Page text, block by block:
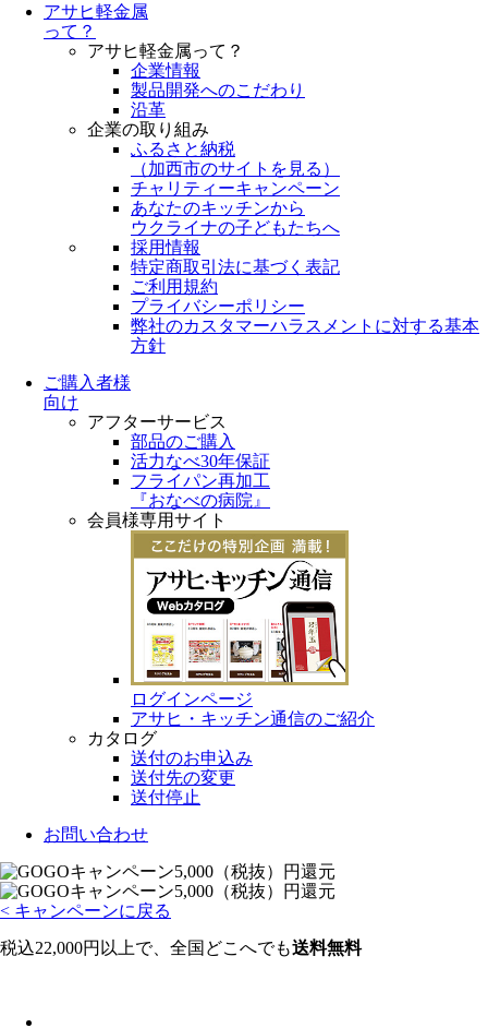
アサヒ軽金属
って？
アサヒ軽金属って？
企業情報
製品開発へのこだわり
沿革
企業の取り組み
ふるさと納税
（加西市のサイトを見る ）
チャリティーキャンペーン
あなたのキッチンから
ウクライナの子どもたちへ
採用情報
特定商取引法に基づく表記
ご利用規約
プライバシーポリシー
弊社のカスタマーハラスメントに対する基本
方針
ご購入者様
向け
アフターサービス
部品のご購入
活力なべ30年保証
フライパン再加工
『おなべの病院』
会員様専用サイト
ログインページ
アサヒ・キッチン通信のご紹介
カタログ
送付のお申込み
送付先の変更
送付停止
お問い合わせ
< キャンペーンに戻る
税込22,000円以上で、全国どこへでも送料無料